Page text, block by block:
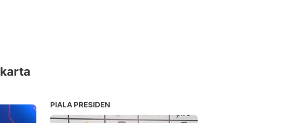
PIALA PRESIDEN